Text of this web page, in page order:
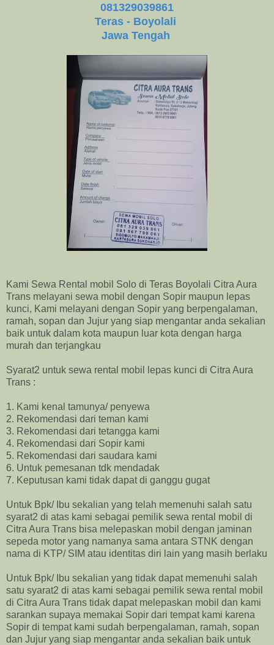
081329039861
Teras - Boyolali
Jawa Tengah
Kami Sewa Rental mobil Solo di Teras Boyolali Citra Aura
Trans melayani sewa mobil dengan Sopir maupun lepas
kunci, Kami melayani dengan Sopir yang berpengalaman,
ramah, sopan dan Jujur yang siap mengantar anda sekalian
baik untuk dalam kota maupun luar kota dengan harga
murah dan terjangkau
Syarat2 untuk sewa rental mobil lepas kunci di Citra Aura
Trans :
1. Kami kenal tamunya/ penyewa
2. Rekomendasi dari teman kami
3. Rekomendasi dari tetangga kami
4. Rekomendasi dari Sopir kami
5. Rekomendasi dari saudara kami
6. Untuk pemesanan tdk mendadak
7. Keputusan kami tidak dapat di ganggu gugat
Untuk Bpk/ Ibu sekalian yang telah memenuhi salah satu
syarat2 di atas kami sebagai pemilik sewa rental mobil di
Citra Aura Trans bisa melepaskan mobil dengan jaminan
sepeda motor yang namanya sama antara STNK dengan
nama di KTP/ SIM atau identitas diri lain yang masih berlaku
Untuk Bpk/ Ibu sekalian yang tidak dapat memenuhi salah
satu syarat2 di atas kami sebagai pemilik sewa rental mobil
di Citra Aura Trans tidak dapat melepaskan mobil dan kami
sarankan supaya memakai Sopir dari tempat kami karena
Sopir di tempat kami sudah berpengalaman, ramah, sopan
dan Jujur yang siap mengantar anda sekalian baik untuk